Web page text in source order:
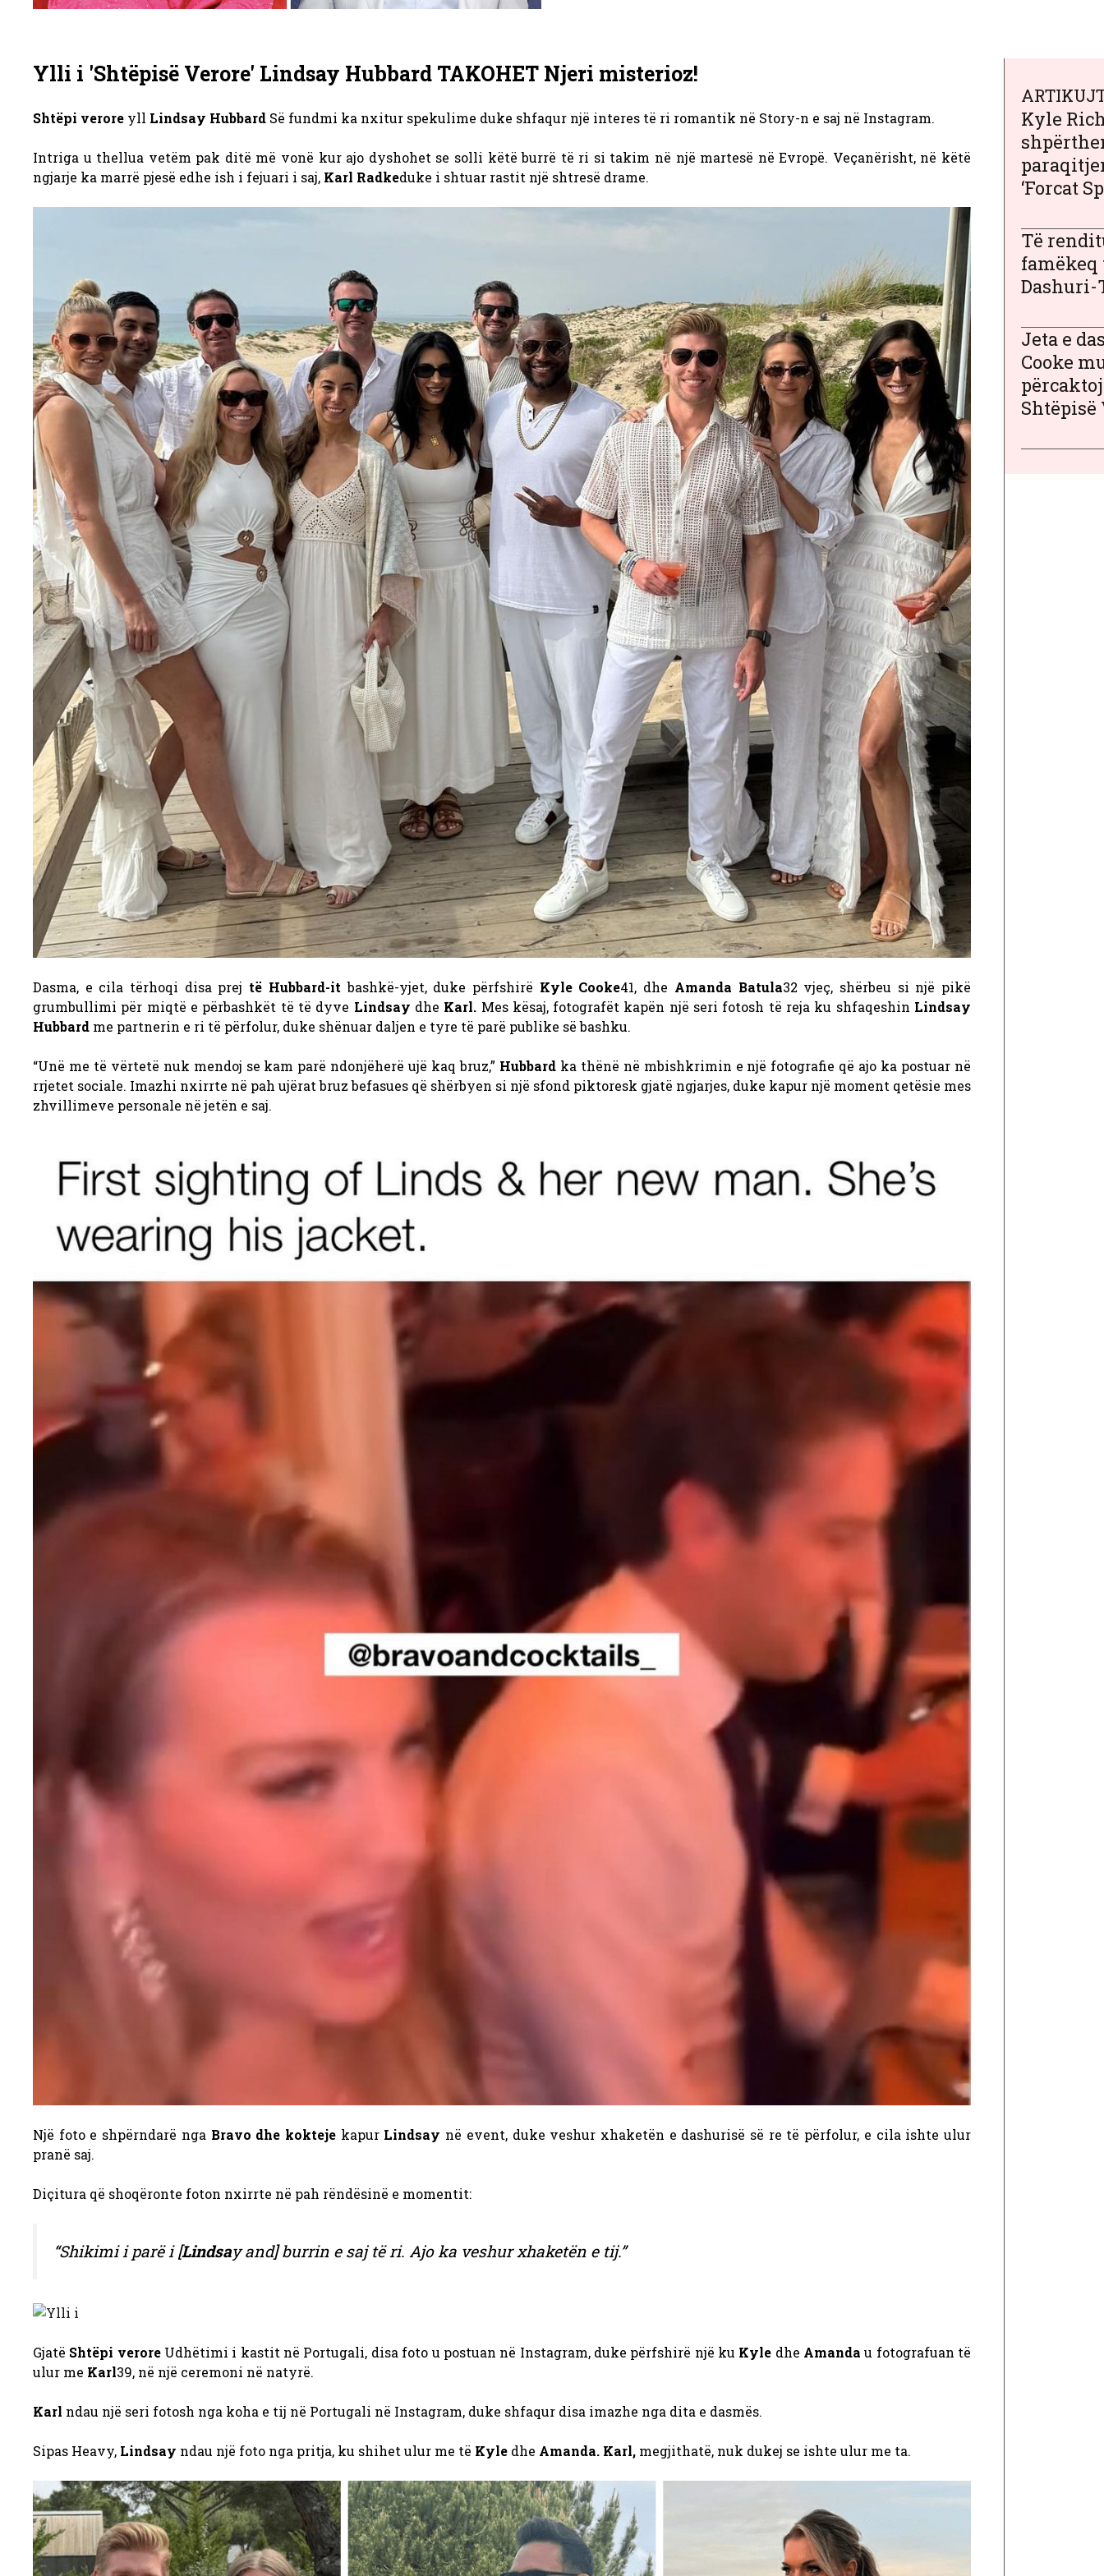
Ylli i 'Shtëpisë Verore' Lindsay Hubbard TAKOHET Njeri misterioz!
Shtëpi verore yll Lindsay Hubbard Së fundmi ka nxitur spekulime duke shfaqur një interes të ri romantik në Story-n e saj në Instagram.
Intriga u thellua vetëm pak ditë më vonë kur ajo dyshohet se solli këtë burrë të ri si takim në një martesë në Evropë. Veçanërisht, në këtë
ngjarje ka marrë pjesë edhe ish i fejuari i saj, Karl Radkeduke i shtuar rastit një shtresë drame.
Dasma, e cila tërhoqi disa prej të Hubbard-it bashkë-yjet, duke përfshirë Kyle Cooke41, dhe Amanda Batula32 vjeç, shërbeu si një pikë
grumbullimi për miqtë e përbashkët të të dyve Lindsay dhe Karl. Mes kësaj, fotografët kapën një seri fotosh të reja ku shfaqeshin Lindsay
Hubbard me partnerin e ri të përfolur, duke shënuar daljen e tyre të parë publike së bashku.
“Unë me të vërtetë nuk mendoj se kam parë ndonjëherë ujë kaq bruz,” Hubbardka thënë në mbishkrimin e një fotografie që ajo ka postuar në
rrjetet sociale. Imazhi nxirrte në pah ujërat bruz befasues që shërbyen si një sfond piktoresk gjatë ngjarjes, duke kapur një moment qetësie mes
zhvillimeve personale në jetën e saj.
Një foto e shpërndarë nga Bravo dhe koktejekapur Lindsay në event, duke veshur xhaketën e dashurisë së re të përfolur, e cila ishte ulur
pranë saj.
Diçitura që shoqëronte foton nxirrte në pah rëndësinë e momentit:
“Shikimi i parë i [Lindsay and] burrin e saj të ri. Ajo ka veshur xhaketën e tij.”
Gjatë Shtëpi veroreUdhëtimi i kastit në Portugali, disa foto u postuan në Instagram, duke përfshirë një ku Kyle dhe Amanda u fotografuan të
ulur me Karl39, në një ceremoni në natyrë.
Karl ndau një seri fotosh nga koha e tij në Portugali në Instagram, duke shfaqur disa imazhe nga dita e dasmës.
Sipas Heavy, Lindsay ndau një foto nga pritja, ku shihet ulur me të Kyle dhe Amanda. Karl, megjithatë, nuk dukej se ishte ulur me ta.
Kyle
‘Forcat
Të
famëkeq
Dashuri-
Jeta e
Cooke
Shtëpisë